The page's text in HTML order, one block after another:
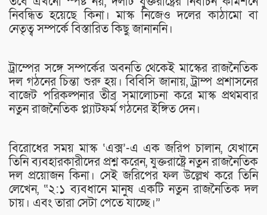
নিবন্ধিত হয়েছে কিনা। মাস্ক নিজেও দলের কাঠামো বা
নেতৃত্ব সম্পর্কে বিস্তারিত কিছু জানাননি।
ট্রাম্পের সঙ্গে সম্পর্কের অবনতি থেকেই মাস্কের রাজনৈতিক
দল গঠনের চিন্তা শুরু হয়। বিবিসি জানায়, ট্রাম্প প্রশাসনের
বাজেট পরিকল্পনার তীব্র সমালোচনা করে মাস্ক প্রথমবার
নতুন রাজনৈতিক প্ল্যাটফর্ম গঠনের ইঙ্গিত দেন।
বিরোধের সময় মাস্ক ‘এক্স’-এ এক জরিপ চালান, যেখানে
তিনি ব্যবহারকারীদের প্রশ্ন করেন, যুক্তরাষ্ট্রে নতুন রাজনৈতিক
দল প্রয়োজন কিনা। সেই জরিপের ফল উল্লেখ করে তিনি
লেখেন, “২:১ ব্যবধানে মানুষ একটি নতুন রাজনৈতিক দল
চায়। এবং তারা সেটা পেতে যাচ্ছে।”